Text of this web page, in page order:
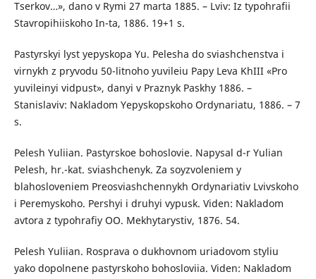
Tserkov…», dano v Rymi 27 marta 1885. – Lviv: Iz typohrafii
Stavropihiiskoho In-ta, 1886. 19+1 s.
Pastyrskyi lyst yepyskopa Yu. Pelesha do sviashchenstva i
virnykh z pryvodu 50-litnoho yuvileiu Papy Leva KhIII «Pro
yuvileinyi vidpust», danyi v Praznyk Paskhy 1886. –
Stanislaviv: Nakladom Yepyskopskoho Ordynariatu, 1886. – 7
s.
Pelesh Yuliian. Pastyrskoe bohoslovie. Napysal d-r Yulian
Pelesh, hr.-kat. sviashchenyk. Za soyzvoleniem y
blahosloveniem Preosviashchennykh Ordynariativ Lvivskoho
i Peremyskoho. Pershyi i druhyi vypusk. Viden: Nakladom
avtora z typohrafiy OO. Mekhytarystiv, 1876. 54.
Pelesh Yuliian. Rosprava o dukhovnom uriadovom styliu
yako dopolnene pastyrskoho bohosloviia. Viden: Nakladom